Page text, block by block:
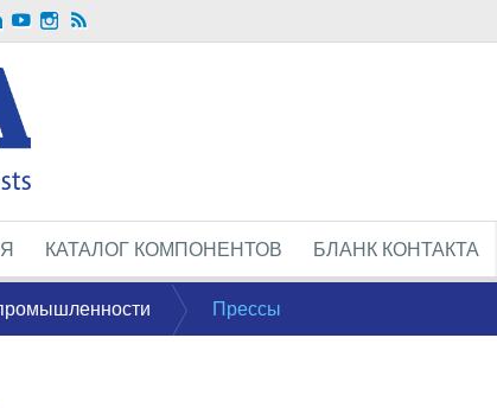
КАТАЛОГ КОМПОНЕНТОВ БЛАНК КОНТАКТА
Прессы